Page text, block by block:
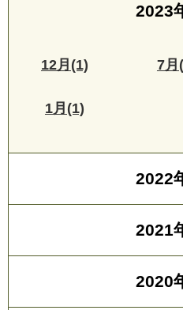
2023
12月(1) 7月
1月(1)
2022
2021
2020